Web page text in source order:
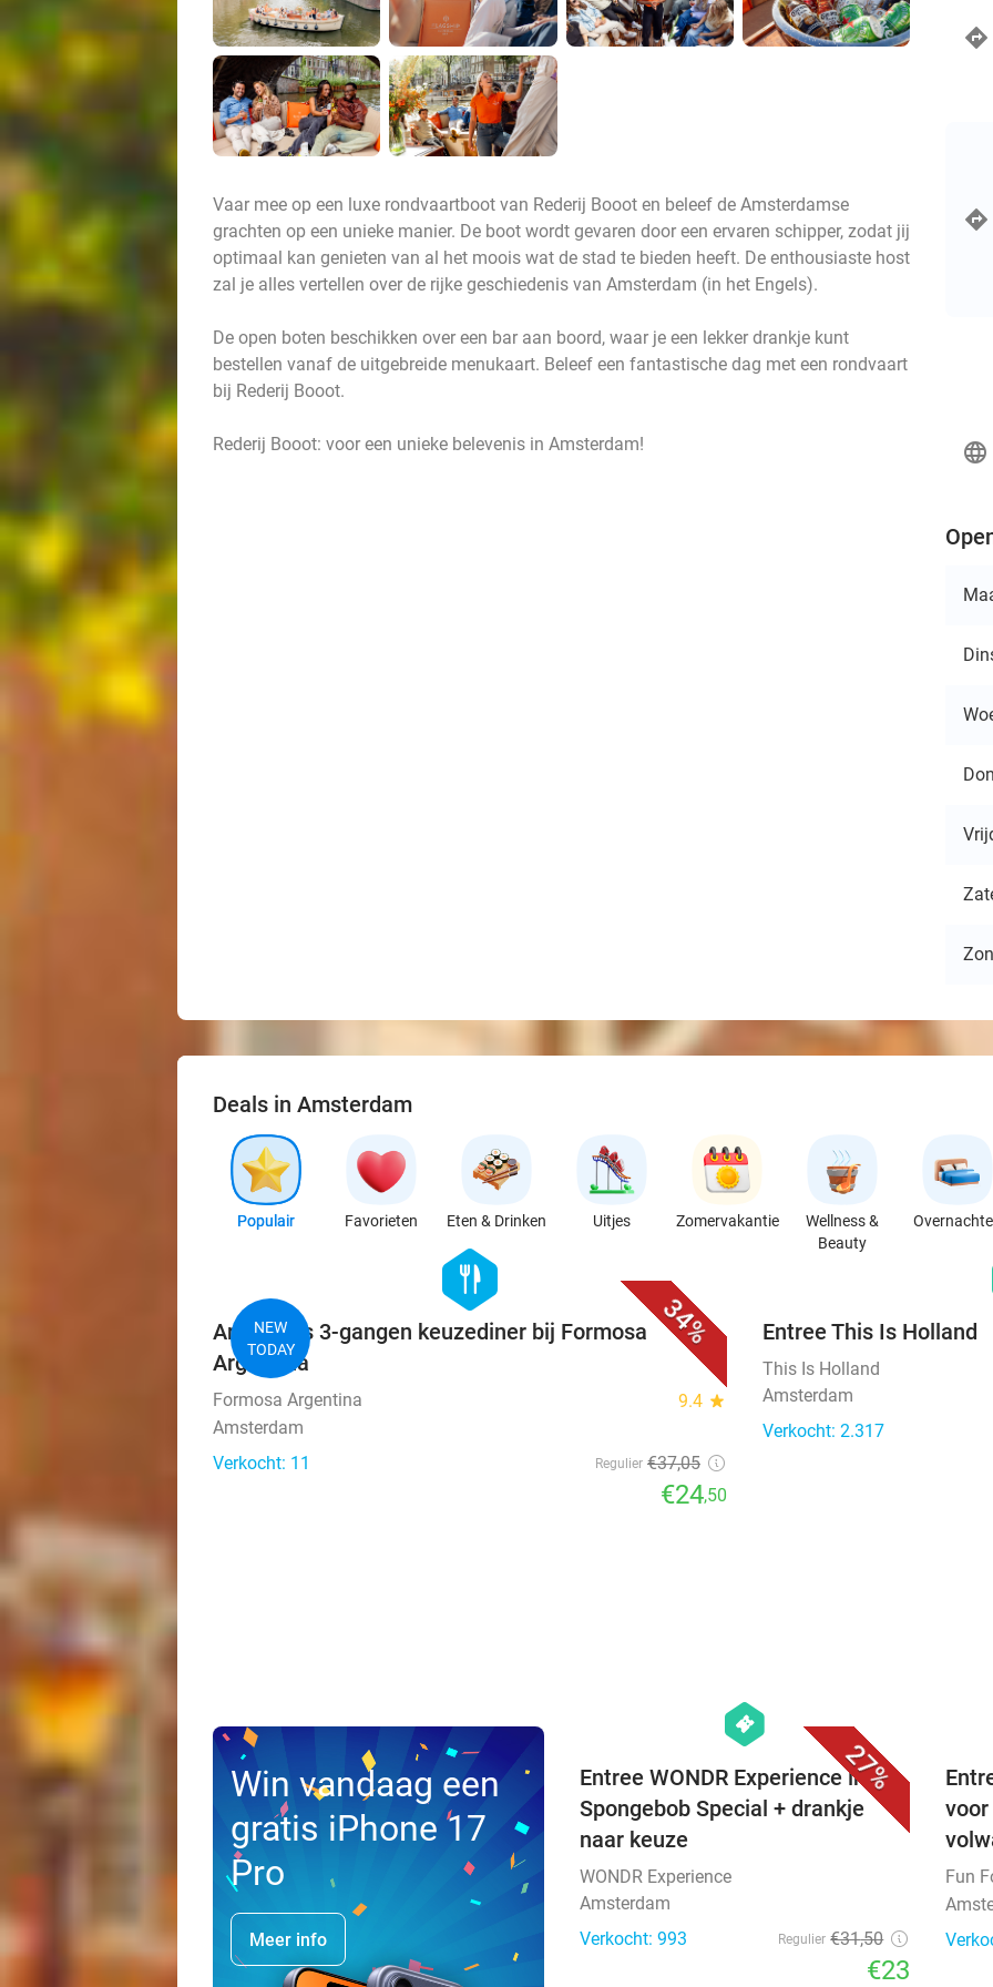
Vaar mee op een luxe rondvaartboot van Rederij Booot en beleef de Amsterdamse
grachten op een unieke manier. De boot wordt gevaren door een ervaren schipper, zodat jij
optimaal kan genieten van al het moois wat de stad te bieden heeft. De enthousiaste host
zal je alles vertellen over de rijke geschiedenis van Amsterdam (in het Engels).
De open boten beschikken over een bar aan boord, waar je een lekker drankje kunt
bestellen vanaf de uitgebreide menukaart. Beleef een fantastische dag met een rondvaart
bij Rederij Booot.
Rederij Booot: voor een unieke belevenis in Amsterdam! language
Deals in Amsterdam
Populair Favorieten Eten & Drinken Uitjes Zomervakantie
Wellness &
Beauty
34%
NEW
TODAY
hexagon
food
Argentijns 3-gangen keuzediner bij Formosa
Argentina
Formosa Argentina 9.4 star
Amsterdam
Verkocht: 11
Regulier €37,05
€24,50
Entree This Is Holland
This Is Holland
Amsterdam
Verkocht: 2.317
Win vandaag een
gratis iPhone 17
Pro
Meer info
27%
hexagon
events
Entree WONDR Experience inc.
Spongebob Special + drankje
naar keuze
WONDR Experience
Amsterdam
Verkocht: 993
Regulier €31,50
€23
Fun